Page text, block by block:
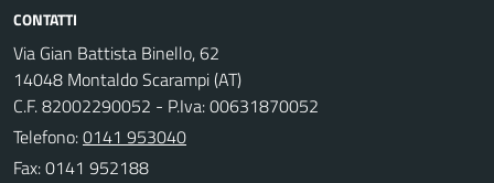
CONTATTI
Via Gian Battista Binello, 62
14048 Montaldo Scarampi (AT)
C.F. 82002290052 - P.Iva: 00631870052
Telefono:0141 953040
Fax: 0141 952188